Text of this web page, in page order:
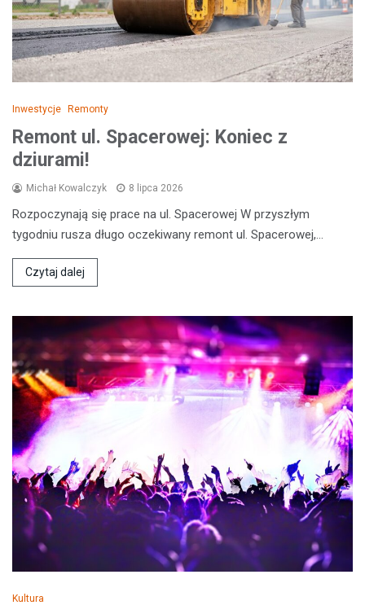
Inwestycje Remonty
Remont ul. Spacerowej: Koniec z
dziurami!
Michał Kowalczyk 8 lipca 2026
Rozpoczynają się prace na ul. Spacerowej W przyszłym
tygodniu rusza długo oczekiwany remont ul. Spacerowej,…
Czytaj dalej
Kultura